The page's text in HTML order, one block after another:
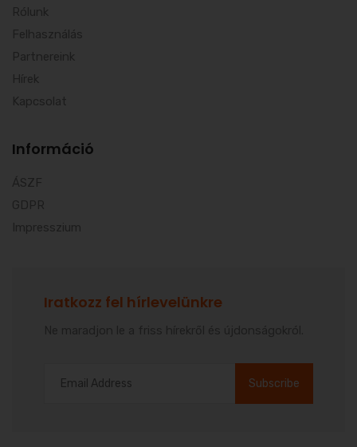
Rólunk
Felhasználás
Partnereink
Hírek
Kapcsolat
Információ
ÁSZF
GDPR
Impresszium
Iratkozz fel hírlevelünkre